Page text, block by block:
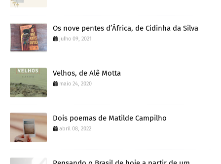
Os nove pentes d’África, de Cidinha da Silva
julho 09, 2021
Velhos, de Alê Motta
maio 24, 2020
Dois poemas de Matilde Campilho
abril 08, 2022